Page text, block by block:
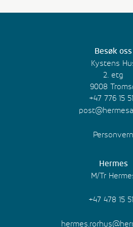
Besøk oss
Kystens
2. etg
9008
+47 776 15
Personvern
Hermes
M/Tr
+47 478 15